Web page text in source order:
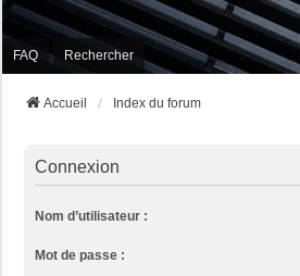
FAQ Rechercher
Accueil Index du forum
Connexion
Nom d’utilisateur :
Mot de passe :